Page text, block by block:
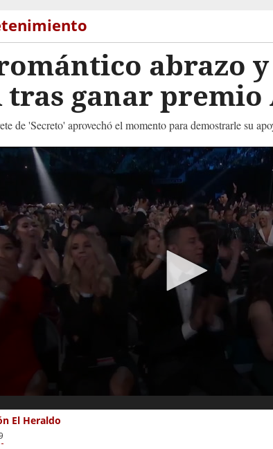
abrazo
tras ganar
de 'Secreto' aprovechó el momento para demostrarle su
Volume
El Heraldo